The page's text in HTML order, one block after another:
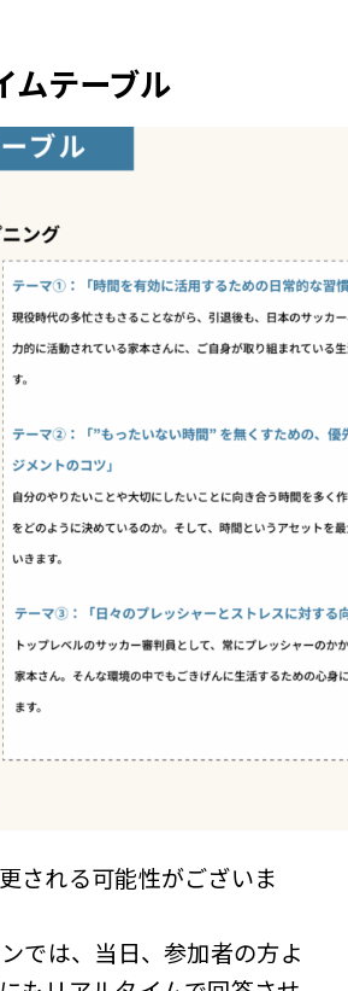
ムテーブル
される可能性がございま
では、当日、参加者の方よ